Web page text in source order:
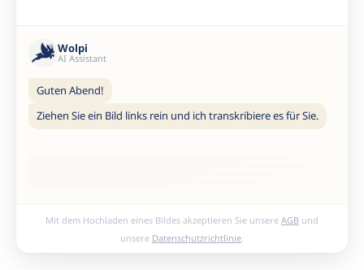
Wolpi
AI Assistant
Guten Abend!
Ziehen Sie ein Bild links rein und ich transkribiere es für Sie.
Mit dem Hochladen eines Bildes akzeptieren Sie unsere AGB und
unsere Datenschutzrichtlinie